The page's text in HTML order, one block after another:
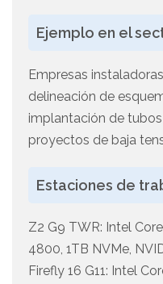
Ejemplo en el
Empresas
delineación de
implantación de
proyectos de baja
Estaciones de
Z2 G9 TWR: Intel
4800, 1TB NVMe,
Firefly 16 G11: Intel